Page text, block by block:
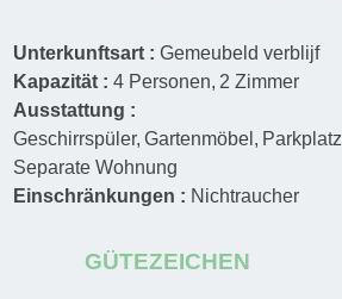
Unterkunftsart :Gemeubeld verblijf
Kapazität :4 Personen 2 Zimmer
Ausstattung :
Geschirrspüler Gartenmöbel Parkplatz
Separate Wohnung
Einschränkungen : Nichtraucher
GÜTEZEICHEN